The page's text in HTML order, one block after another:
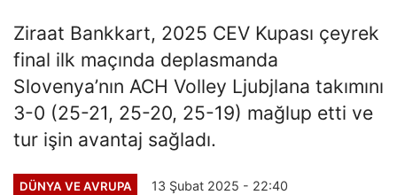
Ziraat Bankkart, 2025 CEV Kupası çeyrek
final ilk maçında deplasmanda
Slovenya’nın ACH Volley Ljubjlana takımını
3-0 (25-21, 25-20, 25-19) mağlup etti ve
tur işin avantaj sağladı.
DÜNYA VE AVRUPA 13 Şubat 2025 - 22:40